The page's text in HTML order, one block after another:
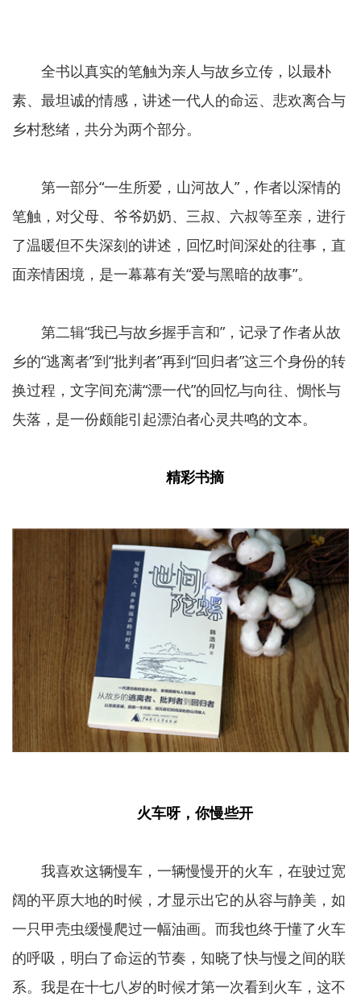
全书以真实的笔触为亲人与故乡立传，以最朴
素、最坦诚的情感，讲述一代人的命运、悲欢离合与
乡村愁绪，共分为两个部分。
第一部分“一生所爱，山河故人”，作者以深情的
笔触，对父母、爷爷奶奶、三叔、六叔等至亲，进行
了温暖但不失深刻的讲述，回忆时间深处的往事，直
面亲情困境，是一幕幕有关“爱与黑暗的故事”。
第二辑“我已与故乡握手言和”，记录了作者从故
乡的“逃离者”到“批判者”再到“回归者”这三个身份的转
换过程，文字间充满“漂一代”的回忆与向往、惆怅与
失落，是一份颇能引起漂泊者心灵共鸣的文本。
精彩书摘
火车呀，你慢些开
我喜欢这辆慢车，一辆慢慢开的火车，在驶过宽
阔的平原大地的时候，才显示出它的从容与静美，如
一只甲壳虫缓慢爬过一幅油画。而我也终于懂了火车
的呼吸，明白了命运的节奏，知晓了快与慢之间的联
系。我是在十七八岁的时候才第一次看到火车，这不